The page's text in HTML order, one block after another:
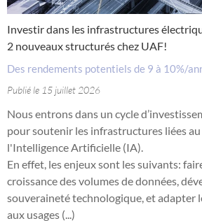
Investir dans les infrastructures
2 nouveaux structurés chez UAF!
Des rendements potentiels de 9 à 10%/
Publié le 15 juillet 2026
Nous entrons dans un cycle
pour soutenir les infrastructures liées
l'Intelligence Artificielle (IA).
En effet, les enjeux sont les suivants:
croissance des volumes de données,
souveraineté technologique, et adapter
aux usages (...)